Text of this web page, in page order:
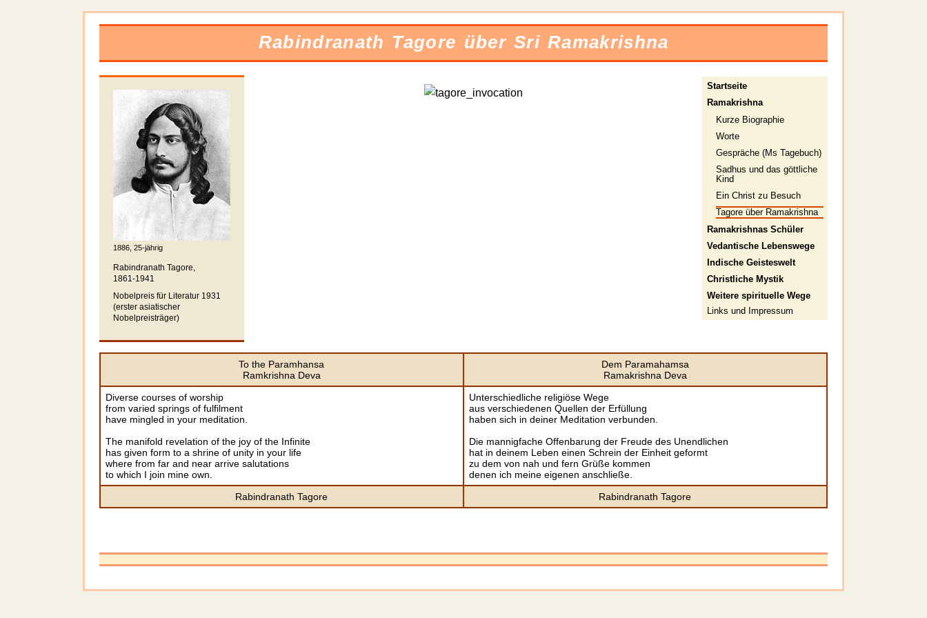
Rabindranath Tagore über Sri Ramakrishna
Startseite
Ramakrishna
Kurze Biographie
Worte
Gespräche (Ms Tagebuch)
Sadhus und das göttliche
Kind
Ein Christ zu Besuch
Tagore über Ramakrishna
Ramakrishnas Schüler
Vedantische Lebenswege
Indische Geisteswelt
Christliche Mystik
Weitere spirituelle Wege
Links und Impressum
1886, 25-jährig
Rabindranath Tagore,
1861-1941
Nobelpreis für Literatur 1931
(erster asiatischer
Nobelpreisträger)
To the Paramhansa
Ramkrishna Deva
Dem Paramahamsa
Ramakrishna Deva
Diverse courses of worship
from varied springs of fulfilment
have mingled in your meditation.
The manifold revelation of the joy of the Infinite
has given form to a shrine of unity in your life
where from far and near arrive salutations
to which I join mine own.
Unterschiedliche religiöse Wege
aus verschiedenen Quellen der Erfüllung
haben sich in deiner Meditation verbunden.
Die mannigfache Offenbarung der Freude des Unendlichen
hat in deinem Leben einen Schrein der Einheit geformt
zu dem von nah und fern Grüße kommen
denen ich meine eigenen anschließe.
Rabindranath Tagore
Rabindranath Tagore